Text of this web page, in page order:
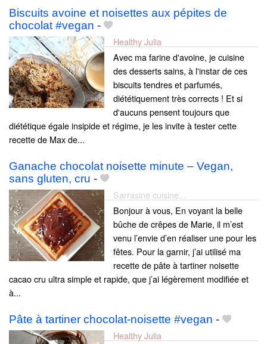
Biscuits avoine et noisettes aux pépites de
chocolat #vegan -
Healthy Julia
Avec ma farine d'avoine, je cuisine
des desserts sains, à l'instar de ces
biscuits tendres et parfumés,
diététiquement très corrects ! Et si
d'aucuns pensent toujours que
diététique égale insipide et régime, je les invite à tester cette
recette de Max de...
Ganache chocolat noisette minute – Vegan,
sans gluten, cru -
Sarrasine cuisine...
Bonjour à vous, En voyant la belle
bûche de crêpes de Marie, il m’est
venu l’envie d’en réaliser une pour les
fêtes. Pour la garnir, j’ai utilisé ma
recette de pâte à tartiner noisette
cacao cru ultra simple et rapide, que j’ai légèrement modifiée et
à...
Pâte à tartiner chocolat-noisette #vegan -
Healthy Julia